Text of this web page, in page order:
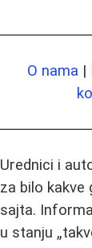
O nama |
Urednici i
za bilo kakve
sajta.
u stanju